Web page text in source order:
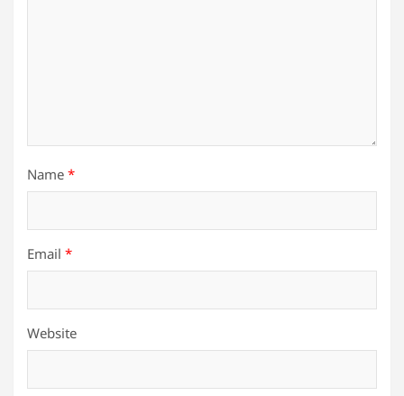
Name *
Email *
Website